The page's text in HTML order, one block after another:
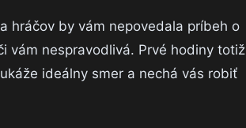
hráčov by vám nepovedala príbeh o
vám nespravodlivá. Prvé hodiny totiž
ideálny smer a nechá vás robiť